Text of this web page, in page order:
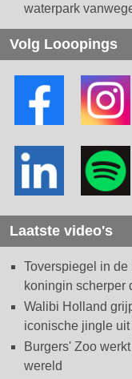
waterpark
Volg Looopings
Laatste video's
Toverspiegel in
koningin scherper
Walibi Holland
iconische jingle
Burgers' Zoo
wereld